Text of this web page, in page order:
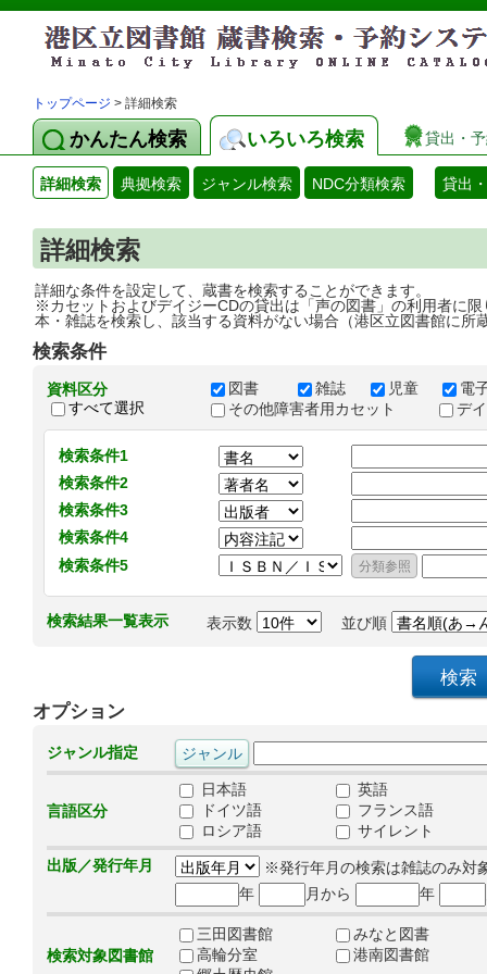
トップページ > 詳細検索
かんたん検索 いろいろ検索 貸出・
詳細検索 典拠検索 ジャンル検索 NDC分類検索 貸出
詳細検索
詳細な条件を設定して、蔵書を検索することができます。
※カセットおよびデイジーCDの貸出は「声の図書」の利用者に限
本・雑誌を検索し、該当する資料がない場合（港区立図書館に所
検索条件
資料区分
すべて選択
図書 雑誌 児童
電
その他障害者用カセット
デ
検索条件1
検索条件2
検索条件3
検索条件4
検索条件5
検索結果一覧表示 表示数 並び順
オプション
ジャンル指定
言語区分
日本語
英語
ドイツ語
フランス語
ロシア語
サイレント
出版／発行年月
※発行年月の検索は雑誌のみ対
年
月から 年
検索対象図書館
三田図書館
みなと図書
高輪分室
港南図書館